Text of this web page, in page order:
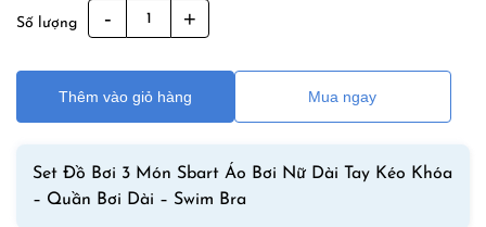
Số lượng
Đồ
Sbart
Áo
Bơi
Thêm vào giỏ hàng Mua ngay
Set Đồ Bơi 3 Món Sbart Áo Bơi Nữ Dài Tay Kéo Khóa
– Quần Bơi Dài – Swim Bra